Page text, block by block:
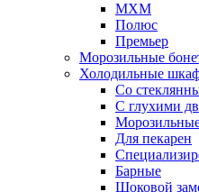
МХМ
Полюс
Премьер
Морозильные
Холодильные
Со
С глухими
Для пекарен
Барные
Шоковой